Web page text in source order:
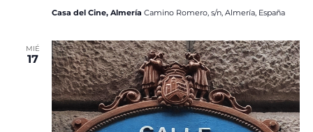
Casa del Cine, Almería Camino Romero, s/n, Almería, España
MIÉ
17